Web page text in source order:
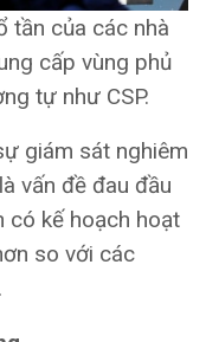
tần của các nhà
cấp vùng phủ
tự như CSP.
giám sát nghiêm
vấn đề đau đầu
có kế hoạch hoạt
so với các